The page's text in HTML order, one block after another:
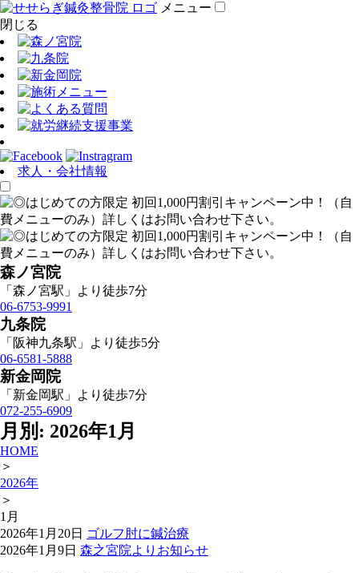
メニュー
閉じる
求人・会社情報
森ノ宮院
「森ノ宮駅」より徒歩7分
06-6753-9991
九条院
「阪神九条駅」より徒歩5分
06-6581-5888
新金岡院
「新金岡駅」より徒歩7分
072-255-6909
月別: 2026年1月
HOME
＞
2026年
＞
1 月
2026年1月20日 ゴルフ肘に鍼治療
2026年1月9日 森之宮院よりお知らせ